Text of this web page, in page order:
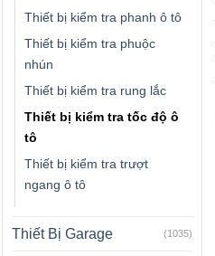
Thiết bị kiểm tra phanh ô tô
Thiết bị kiểm tra phuộc
nhún
Thiết bị kiểm tra rung lắc
Thiết bị kiểm tra tốc độ ô
tô
Thiết bị kiểm tra trượt
ngang ô tô
Thiết Bị Garage (1035)